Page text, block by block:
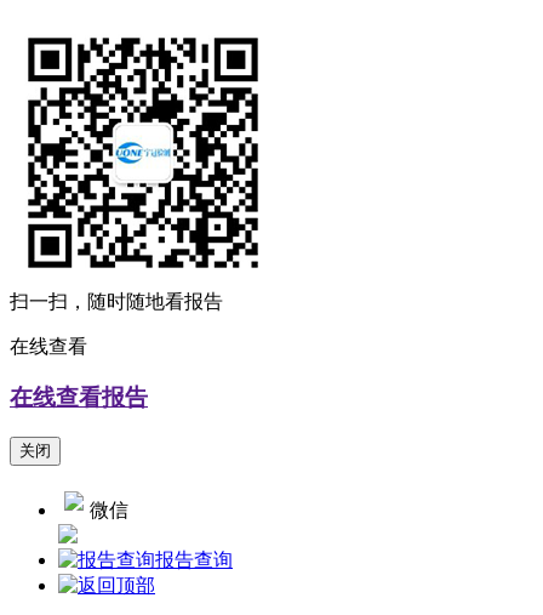
扫一扫，随时随地看报告
在线查看
在线查看报告
关闭
微信
报告查询